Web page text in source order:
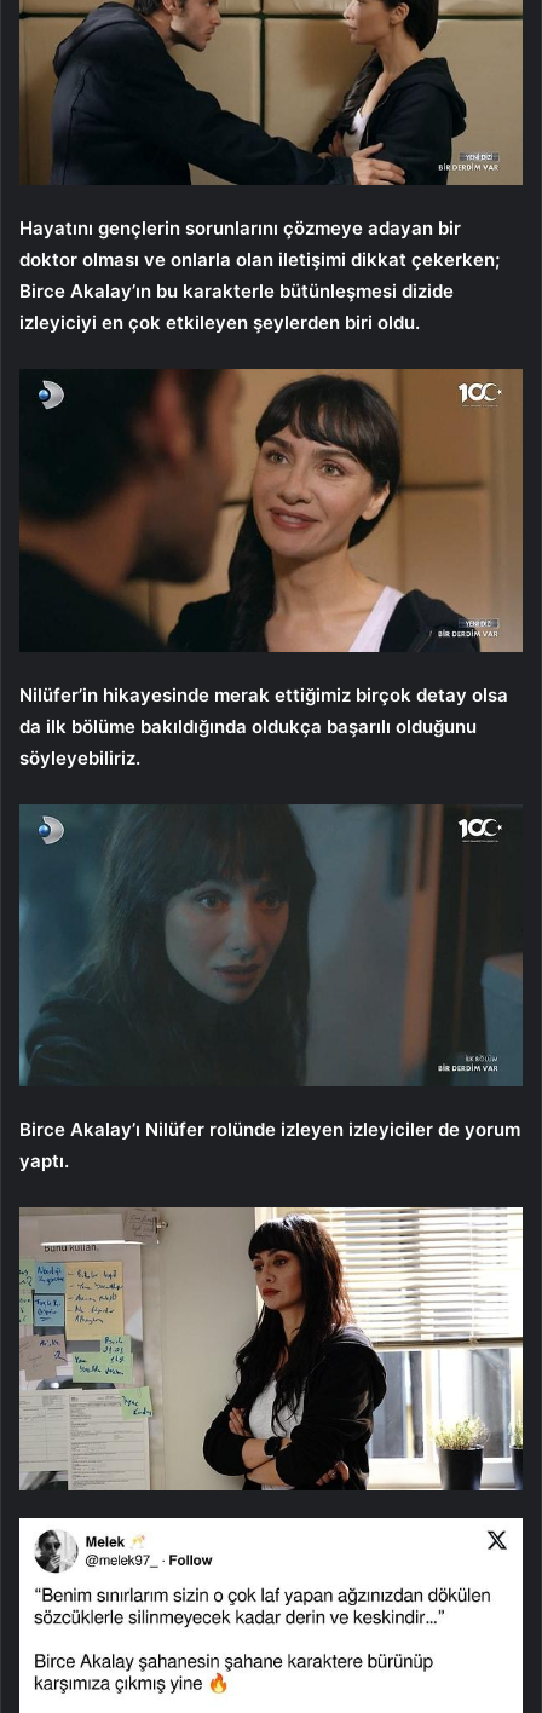
Hayatını gençlerin sorunlarını çözmeye adayan bir
doktor olması ve onlarla olan iletişimi dikkat çekerken;
Birce Akalay’ın bu karakterle bütünleşmesi dizide
izleyiciyi en çok etkileyen şeylerden biri oldu.
Nilüfer’in hikayesinde merak ettiğimiz birçok detay olsa
da ilk bölüme bakıldığında oldukça başarılı olduğunu
söyleyebiliriz.
Birce Akalay’ı Nilüfer rolünde izleyen izleyiciler de yorum
yaptı.